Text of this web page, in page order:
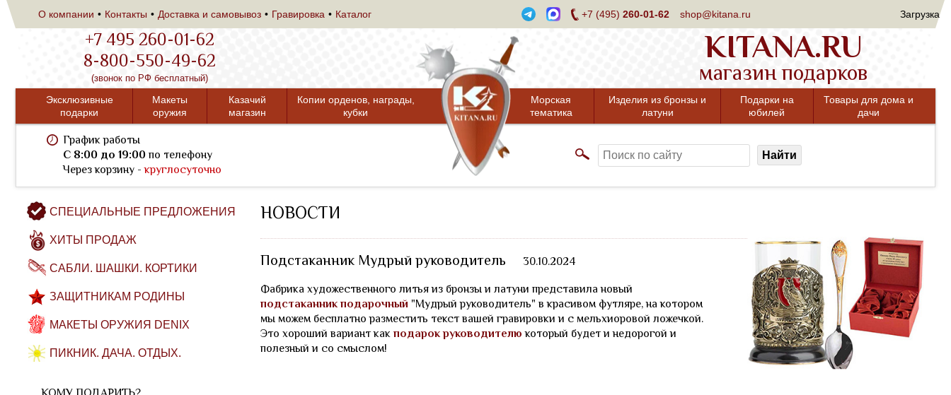
О компании Контакты Доставка и самовывоз Гравировка Каталог +7 (495) 260-01-62 shop@kitana.ru Загрузка
+7 495 260-01-62
8-800-550-49-62
(звонок по РФ бесплатный)
KITANA.RU
магазин подарков
Эксклюзивные
подарки
Макеты
оружия
Казачий
магазин
Копии орденов, награды,
кубки
Морская
тематика
Изделия из бронзы и
латуни
Подарки на
юбилей
Товары для дома и
дачи
График работы
C 8:00 до 19:00по телефону
Через корзину -круглосуточно
Найти
СПЕЦИАЛЬНЫЕ ПРЕДЛОЖЕНИЯ
ХИТЫ ПРОДАЖ
САБЛИ. ШАШКИ. КОРТИКИ
ЗАЩИТНИКАМ РОДИНЫ
МАКЕТЫ ОРУЖИЯ DENIX
ПИКНИК. ДАЧА. ОТДЫХ.
НОВОСТИ
Подстаканник Мудрый руководитель 30.10.2024
Фабрика художественного литья из бронзы и латуни представила новый
подстаканник подарочный "Мудрый руководитель" в красивом футляре, на котором
мы можем бесплатно разместить текст вашей гравировки и с мельхиоровой ложечкой.
Это хороший вариант какподарок руководителю который будет и недорогой и
полезный и со смыслом!